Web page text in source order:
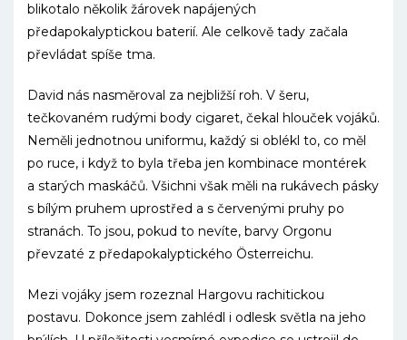
blikotalo několik žárovek napájených
předapokalyptickou baterií. Ale celkově tady začala
převládat spíše tma.
David nás nasměroval za nejbližší roh. V šeru,
tečkovaném rudými body cigaret, čekal hlouček vojáků.
Neměli jednotnou uniformu, každý si oblékl to, co měl
po ruce, i když to byla třeba jen kombinace montérek
a starých maskáčů. Všichni však měli na rukávech pásky
s bílým pruhem uprostřed a s červenými pruhy po
stranách. To jsou, pokud to nevíte, barvy Orgonu
převzaté z předapokalyptického Österreichu.
Mezi vojáky jsem rozeznal Hargovu rachitickou
postavu. Dokonce jsem zahlédl i odlesk světla na jeho